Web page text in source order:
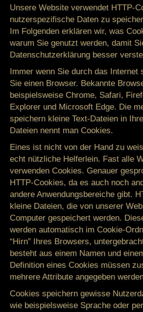
Unsere Website verwendet HTTP-
nutzerspezifische Daten zu
Im Folgenden erklären wir, was
warum Sie genutzt werden, damit
Datenschutzerklärung besser
Immer wenn Sie durch das Internet
Sie einen Browser. Bekannte
beispielsweise Chrome, Safari,
Explorer und Microsoft Edge. Die
speichern kleine Text-Dateien in
Dateien nennt man Cookies.
Eines ist nicht von der Hand zu
echt nützliche Helferlein. Fast alle
verwenden Cookies. Genauer
HTTP-Cookies, da es auch noch
andere Anwendungsbereiche gibt.
kleine Dateien, die von unserer
Computer gespeichert werden.
werden automatisch im Cookie-
“Hirn” Ihres Browsers,
besteht aus einem Namen und
Definition eines Cookies müssen
mehrere Attribute angegeben
Cookies speichern gewisse
wie beispielsweise Sprache oder